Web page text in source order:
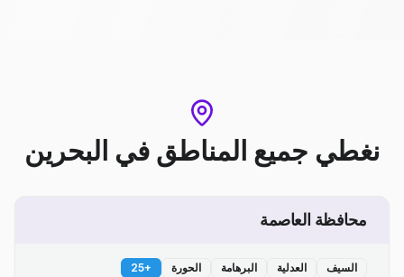
نغطي جميع المناطق في البحرين
محافظة العاصمة
السيف العدلية البرهامة الحورة +
25